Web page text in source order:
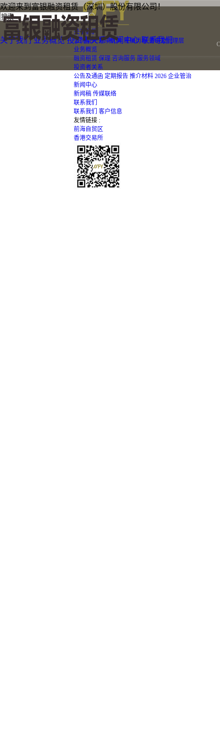
欢迎来到富银融资租赁（深圳）股份有限公司！
关于我们 业务概览 投资者关系 新闻中心 联系我们
关于我们
公司简介 竞争优势 发展历程 董事及管理层
业务概览
融资租赁 保理 咨询服务 服务领域
投资者关系
公告及通函 定期报告 推介材料 2026 企业管治
新闻中心
新闻稿 传媒联络
联系我们
联系我们 客户信息
友情链接 :
前海自贸区
香港交易所